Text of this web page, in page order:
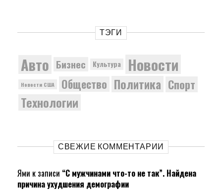
ТЭГИ
Авто Бизнес Культура Новости
Новости США Общество Политика Спорт
Технологии
СВЕЖИЕ КОММЕНТАРИИ
Ями к записи “С мужчинами что-то не так”. Найдена
причина ухудшения демографии